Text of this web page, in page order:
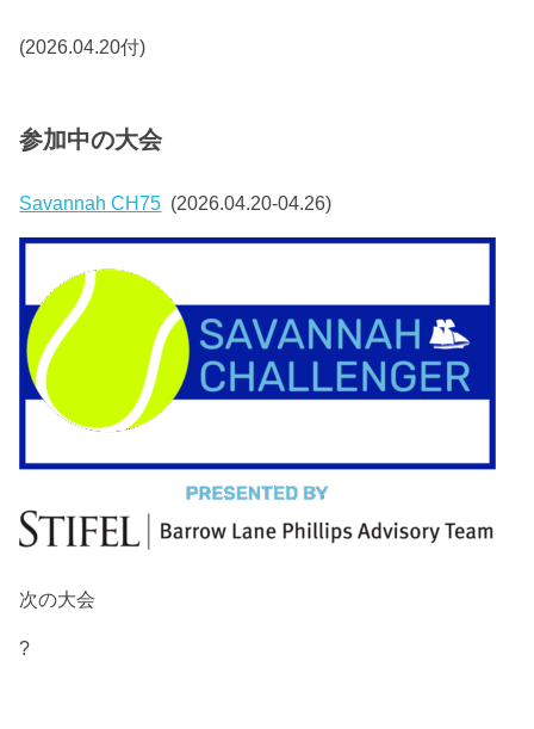
(2026.04.20付)
参加中の大会
Savannah CH75 (2026.04.20-04.26)
次の大会
?